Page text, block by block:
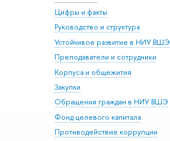
Цифры и факты
Руководство и структура
Устойчивое развитие в НИУ ВШЭ
Преподаватели и сотрудники
Корпуса и общежития
Закупки
Обращения граждан в НИУ ВШЭ
Фонд целевого капитала
Противодействие коррупции